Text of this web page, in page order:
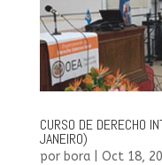
CURSO DE DERECHO
JANEIRO)
por bora| Oct 18,